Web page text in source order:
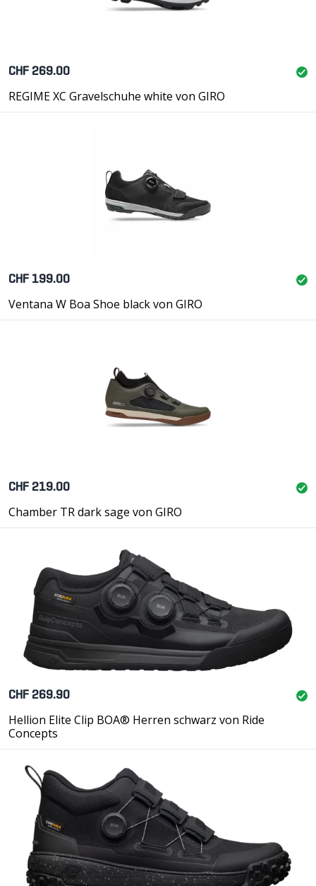
CHF 269.00
REGIME XC Gravelschuhe white von GIRO
CHF 199.00
Ventana W Boa Shoe black von GIRO
CHF 219.00
Chamber TR dark sage von GIRO
CHF 269.90
Hellion Elite Clip BOA® Herren schwarz von Ride
Concepts